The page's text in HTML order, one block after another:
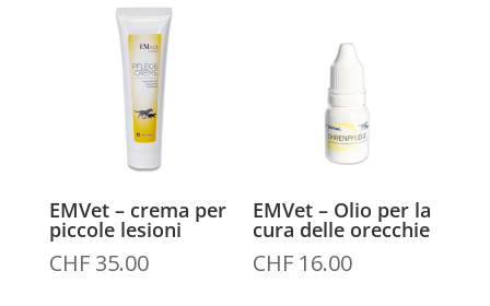
da
CHF 13.00
a
CHF 39.00
EMVet – crema per
piccole lesioni
CHF35.00
EMVet – Olio per la
cura delle orecchie
CHF 16.00